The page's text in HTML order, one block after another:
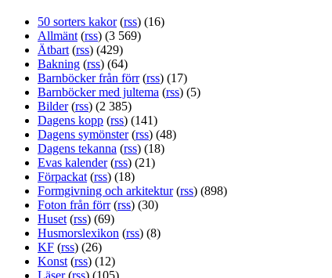
50 sorters kakor(rss) (16)
Allmänt (rss) (3 569)
Ätbart (rss) (429)
Bakning (rss) (64)
Barnböcker från förr(rss) (17)
Barnböcker med jultema (rss) (5)
Bilder(rss) (2 385)
Dagens kopp (rss) (141)
Dagens symönster(rss) (48)
Dagens tekanna (rss) (18)
Evas kalender(rss) (21)
Förpackat (rss) (18)
Formgivning och arkitektur(rss) (898)
Foton från förr(rss) (30)
Huset (rss) (69)
Husmorslexikon (rss) (8)
KF (rss) (26)
Konst (rss) (12)